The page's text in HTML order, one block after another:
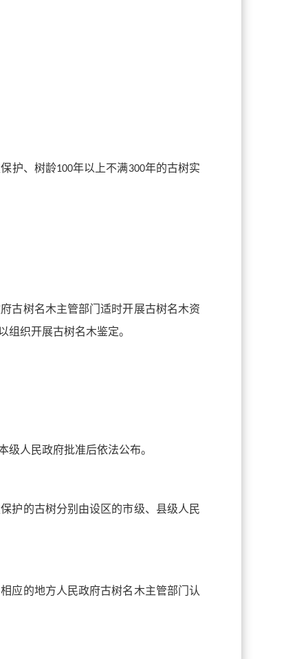
护、树龄100年以上不满300年的古树实
古树名木主管部门适时开展古树名木资
织开展古树名木鉴定。
人民政府批准后依法公布。
护的古树分别由设区的市级、县级人民
应的地方人民政府古树名木主管部门认